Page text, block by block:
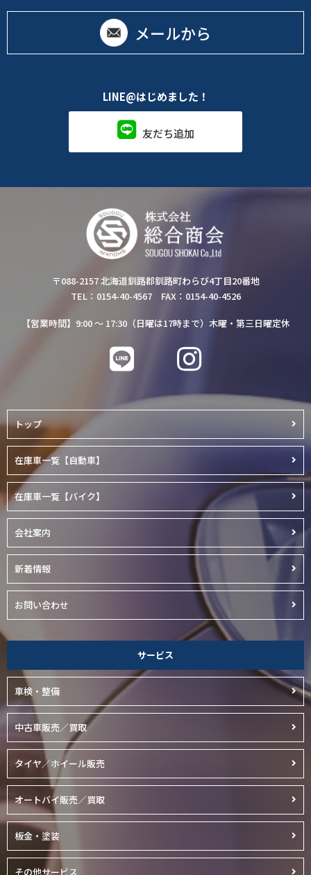
メールから
LINE@はじめました！
友だち追加
〒088-2157 北海道釧路郡釧路町わらび4丁目20番地
TEL：0154-40-4567 FAX：0154-40-4526
【営業時間】9:00 ～ 17:30（日曜は17時まで）木曜・第三日曜定休
トップ
在庫車一覧【自動車】
在庫車一覧【バイク】
会社案内
新着情報
お問い合わせ
サービス
車検・整備
中古車販売／買取
タイヤ／ホイール販売
オートバイ販売／買取
板金・塗装
その他サービス